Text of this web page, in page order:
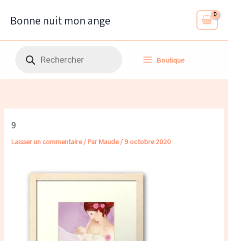
Bonne nuit mon ange
Boutique
9
Laisser un commentaire/ Par Maude/9 octobre 2020